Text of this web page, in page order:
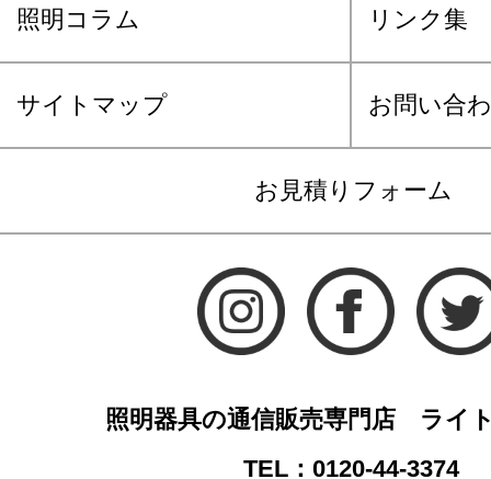
照明コラム リンク集
サイトマップ お問い合
お見積りフォーム
照明器具の通信販売専門店 ライ
TEL：0120-44-3374